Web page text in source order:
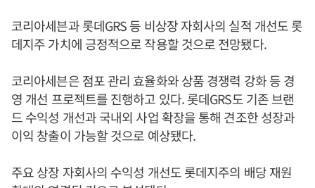
코리아세븐과 롯데GRS 등 비상장 자회사의 실적 개선도 롯
데지주 가치에 긍정적으로 작용할 것으로 전망됐다.
코리아세븐은 점포 관리 효율화와 상품 경쟁력 강화 등 경
영 개선 프로젝트를 진행하고 있다. 롯데GRS도 기존 브랜
드 수익성 개선과 국내외 사업 확장을 통해 견조한 성장과
이익 창출이 가능할 것으로 예상됐다.
주요 상장 자회사의 수익성 개선도 롯데지주의 배당 재원